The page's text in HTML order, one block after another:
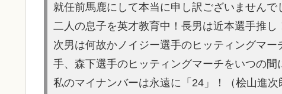
就任前馬鹿にして本当に申し訳ございませんで
二人の息子を英才教育中！長男は近本選手推し
次男は何故かノイ ジー選手のヒッティングマ
手、森下選手のヒッティングマーチをいつの間
私のマイナンバーは永遠に「24」！（桧山進次